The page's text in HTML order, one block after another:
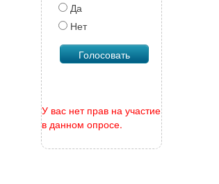
Да
Нет
У вас нет прав на участие
в данном опросе.